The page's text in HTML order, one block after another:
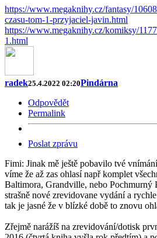
https://www.megaknihy.cz/fantasy/
czasu-tom-1-przyjaciel-javin.html
https://www.megaknihy.cz/komiksy/
1.html
radek25.4.2022 02:20Pindárna
Odpovědět
Permalink
Poslat zprávu
Fimi: Jinak mě ještě pobavilo tvé
víme že až zas ohlasí např komplet
Baltimora, Grandville, nebo Pochmurný
strašně nové zrevidovane vydání a
tak je jasné že v blízké době to znovu
Zřejmě narážíš na zrevidování/dotisk